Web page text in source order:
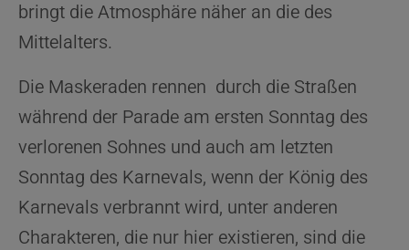
bringt die Atmosphäre näher an die des
Mittelalters.
Die Maskeraden rennen durch die Straßen
während der Parade am ersten Sonntag des
verlorenen Sohnes und auch am letzten
Sonntag des Karnevals, wenn der König des
Karnevals verbrannt wird, unter anderen
Charakteren, die nur hier existieren, sind die